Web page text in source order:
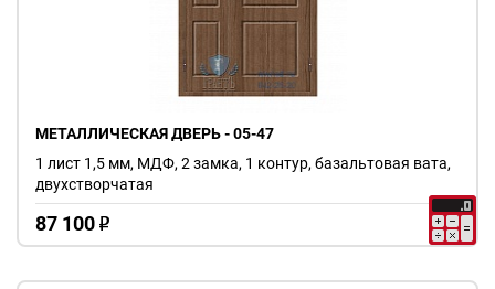
МЕТАЛЛИЧЕСКАЯ ДВЕРЬ - 05-47
87 100 o
1 лист 1,5 мм, МДФ, 2 замка, 1 контур, базальтовая вата,
двухстворчатая